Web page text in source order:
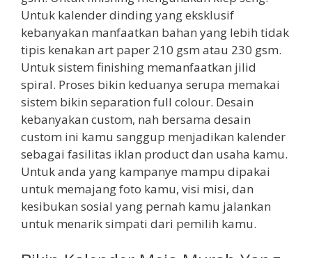
Untuk kalender dinding yang eksklusif
kebanyakan manfaatkan bahan yang lebih tidak
tipis kenakan art paper 210 gsm atau 230 gsm.
Untuk sistem finishing memanfaatkan jilid
spiral. Proses bikin keduanya serupa memakai
sistem bikin separation full colour. Desain
kebanyakan custom, nah bersama desain
custom ini kamu sanggup menjadikan kalender
sebagai fasilitas iklan product dan usaha kamu.
Untuk anda yang kampanye mampu dipakai
untuk memajang foto kamu, visi misi, dan
kesibukan sosial yang pernah kamu jalankan
untuk menarik simpati dari pemilih kamu.